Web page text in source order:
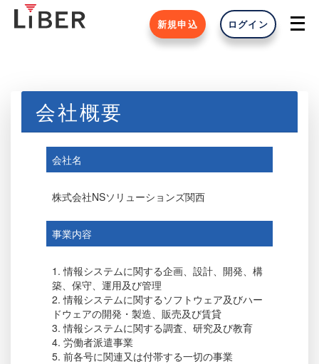
新規申込 ログイン
会社概要
会社名
株式会社NSソリューションズ関西
事業内容
1. 情報システムに関する企画、設計、開発、構
築、保守、運用及び管理
2. 情報システムに関するソフトウェア及びハー
ドウェアの開発・製造、販売及び賃貸
3. 情報システムに関する調査、研究及び教育
4. 労働者派遣事業
5. 前各号に関連又は付帯する一切の事業